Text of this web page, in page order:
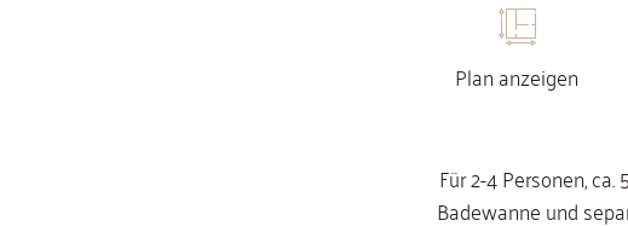
Plan anzeigen
Für 2-4 Personen,
Badewanne und